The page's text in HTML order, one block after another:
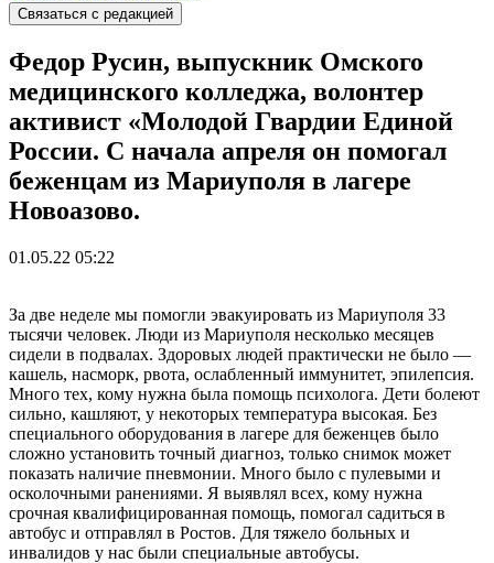
Связаться с редакцией
Федор Русин, выпускник Омского
медицинского колледжа, волонтер
активист «Молодой Гвардии Единой
России. С начала апреля он помогал
беженцам из Мариуполя в лагере
Новоазово.
01.05.22 05:22
За две неделе мы помогли эвакуировать из Мариуполя 33
тысячи человек. Люди из Мариуполя несколько месяцев
сидели в подвалах. Здоровых людей практически не было —
кашель, насморк, рвота, ослабленный иммунитет, эпилепсия.
Много тех, кому нужна была помощь психолога. Дети болеют
сильно, кашляют, у некоторых температура высокая. Без
специального оборудования в лагере для беженцев было
сложно установить точный диагноз, только снимок может
показать наличие пневмонии. Много было с пулевыми и
осколочными ранениями. Я выявлял всех, кому нужна
срочная квалифицированная помощь, помогал садиться в
автобус и отправлял в Ростов. Для тяжело больных и
инвалидов у нас были специальные автобусы.